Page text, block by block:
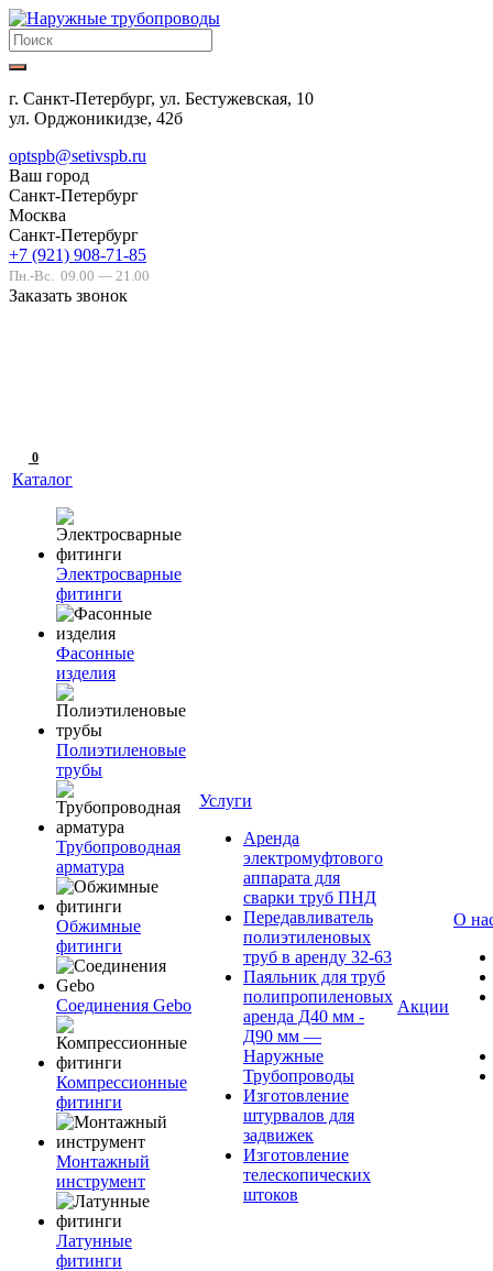
г. Санкт-Петербург, ул. Бестужевская, 10
ул. Орджоникидзе, 42б
optspb@setivspb.ru
Ваш город
Санкт-Петербург
Москва
Санкт-Петербург
+7 (921) 908-71-85
Пн.-Вс. 09.00 — 21.00
Заказать звонок
0
Каталог
Электросварные
фитинги
Фасонные
изделия
Полиэтиленовые
трубы
Трубопроводная
арматура
Обжимные
фитинги
Соединения Gebo
Компрессионные
фитинги
Монтажный
инструмент
Латунные
фитинги
Услуги
Аренда
электромуфтового
аппарата для
сварки труб ПНД
Передавливатель
полиэтиленовых
труб в аренду 32-63
Паяльник для труб
полипропиленовых
аренда Д40 мм -
Д90 мм —
Наружные
Трубопроводы
Изготовление
штурвалов для
задвижек
Изготовление
телескопических
штоков
Акции
О